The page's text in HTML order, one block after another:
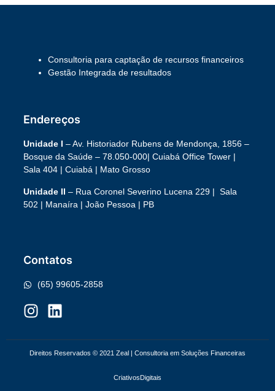
Consultoria para captação de recursos financeiros
Gestão Integrada de resultados
Endereços
Unidade I – Av. Historiador Rubens de Mendonça, 1856 –
Bosque da Saúde – 78.050-000| Cuiabá Office Tower |
Sala 404 | Cuiabá | Mato Grosso
Unidade II – Rua Coronel Severino Lucena 229 | Sala
502 | Manaíra | João Pessoa | PB
Contatos
(65) 99605-2858
Direitos Reservados © 2021 Zeal | Consultoria em Soluções Financeiras
Criativos Digitais